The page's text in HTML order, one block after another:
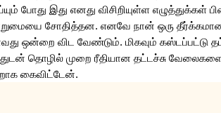
போது இது எனது விசிறியுள்ள எழுத்துக்கள்
சோதித்தன. எனவே நான் ஒரு
ஒன்றை விட வேண்டும். மிகவும் கஸ்டப்பட்டு
தொழில் முறை ரீதியான தட்டச்சு
கைவிட்டேன்.